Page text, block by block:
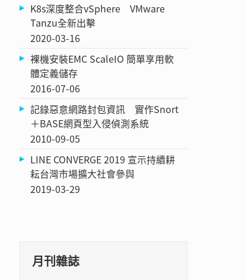
K8s深度整合vSphere VMware
Tanzu全新出擊
2020-03-16
裸機安裝EMC ScaleIO 簡單享用軟
體定義儲存
2016-07-06
記錄惡意網路封包資訊 實作Snort
＋BASE網頁型入侵偵測系統
2010-09-05
LINE CONVERGE 2019 宣示持續耕
耘台灣市場擴大社會參與
2019-03-29
月刊雜誌